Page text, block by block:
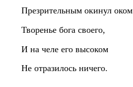
Презрительным окинул оком
Творенье бога своего,
И на челе его высоком
Не отразилось ничего.